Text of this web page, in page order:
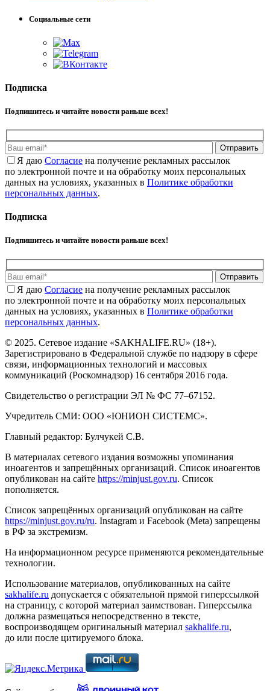
Социальные сети
Подписка
Подпишитесь и читайте новости раньше всех!
Отправить
Я даю Cогласие на получение рекламных рассылок
по электронной почте и на обработку моих персональных
данных на условиях, указанных в Политике обработки
персональных данных.
Подписка
Подпишитесь и читайте новости раньше всех!
Отправить
Я даю Cогласие на получение рекламных рассылок
по электронной почте и на обработку моих персональных
данных на условиях, указанных в Политике обработки
персональных данных.
© 2025. Сетевое издание «SAKHALIFE.RU» (18+).
Зарегистрировано в Федеральной службе по надзору в сфере
связи, информационных технологий и массовых
коммуникаций (Роскомнадзор) 16 сентября 2016 года.
Свидетельство о регистрации ЭЛ № ФС 77–67152.
Учредитель СМИ: ООО «ЮНИОН СИСТЕМС».
Главный редактор: Булчукей С.В.
В материалах сетевого издания возможны упоминания
иноагентов и запрещённых организаций. Список иноагентов
опубликован на сайте https://minjust.gov.ru. Список
пополняется.
Список запрещённых организаций опубликован на сайте
https://minjust.gov.ru/ru. Instagram и Facebook (Metа) запрещены
в РФ за экстремизм.
На информационном ресурсе применяются рекомендательные
технологии.
Использование материалов, опубликованных на сайте
sakhalife.ru допускается с обязательной прямой гиперссылкой
на страницу, с которой материал заимствован. Гиперссылка
должна размещаться непосредственно в тексте,
воспроизводящем оригинальный материал sakhalife.ru,
до или после цитируемого блока.